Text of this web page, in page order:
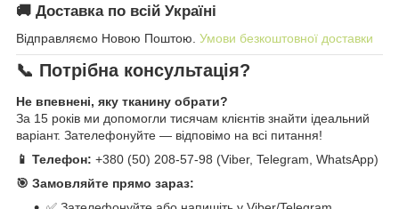
🚚 Доставка по всій Україні
Відправляємо Новою Поштою. Умови безкоштовної доставки
📞 Потрібна консультація?
Не впевнені, яку тканину обрати?
За 15 років ми допомогли тисячам клієнтів знайти ідеальний
варіант. Зателефонуйте — відповімо на всі питання!
📱 Телефон: +380 (50) 208-57-98 (Viber, Telegram, WhatsApp)
🎯 Замовляйте прямо зараз: